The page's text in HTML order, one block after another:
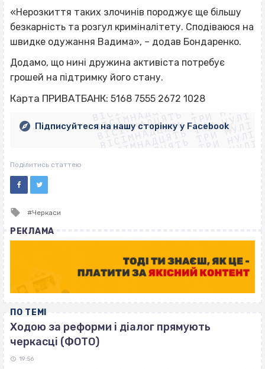
«Нерозкиття таких злочинів породжує ще більшу
безкарність та розгул криміналітету. Сподіваюся на
швидке одужання Вадима», – додав Бондаренко.
Додамо, що нині дружина активіста потребує
грошей на підтримку його стану.
Карта ПРИВАТБАНК: 5168 7555 2672 1028
ВІСІМНАДЦЯТЬ ТРИ НУЛІ
ВІСІМНАДЦЯТЬ ТРИ НУЛІ
ВІСІМНАДЦЯТЬ ТРИ НУЛІ
ВІСІМНАДЦЯТЬ ТРИ НУЛІ
ВІСІМНАДЦЯТЬ ТРИ НУЛІ
ВІСІМНАДЦЯТЬ ТРИ НУЛІ
ВІСІМНАДЦЯТЬ ТРИ НУЛІ
ВІСІМНАДЦЯТЬ ТРИ НУЛІ
Підписуйтеся на нашу сторінку у Facebook
Поділитись статтею
Tagged
Черкаси
РЕКЛАМА
ПО ТЕМІ
Ходою за реформи і діалог прямують
черкасці (ФОТО)
19:56